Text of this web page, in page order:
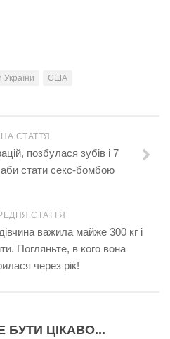
України США
СТАТТЯ
позбулася зубів і 7
аби стати секс-бомбою
СТАТТЯ
важила майже 300 кг і
Погляньте, в кого вона
через рік!
ЦІКАВО...